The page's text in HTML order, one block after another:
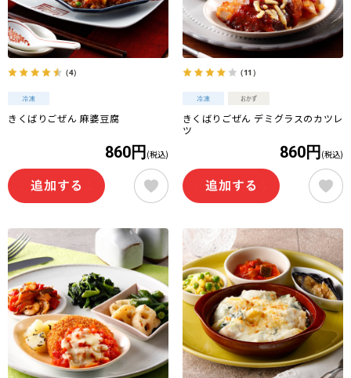
（4）
きくばりごぜん 麻婆豆腐
860円 (税込)
（11）
きくばりごぜん デミグラスのカツレ
ツ
860円 (税込)